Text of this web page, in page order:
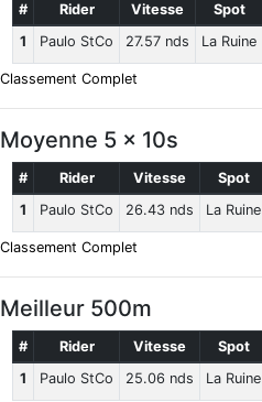
# Rider Vitesse
Spot
1
Paulo StCo 27.57 nds La Ruine
Classement Complet
Moyenne 5 x 10s
# Rider Vitesse
Spot
1
Paulo StCo 26.43 nds La Ruine
Classement Complet
Meilleur 500m
# Rider Vitesse
Spot
1
Paulo StCo 25.06 nds La Ruine